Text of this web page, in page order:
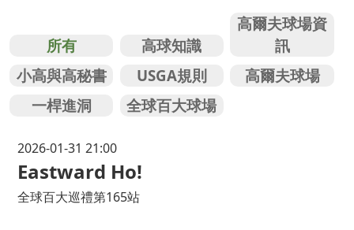
所有 高球知識
高爾夫球場資
訊
小高與高秘書
USGA規則
高爾夫球場
一桿進洞
全球百大球場
2026-01-31 21:00
Eastward Ho!
全球百大巡禮第165站